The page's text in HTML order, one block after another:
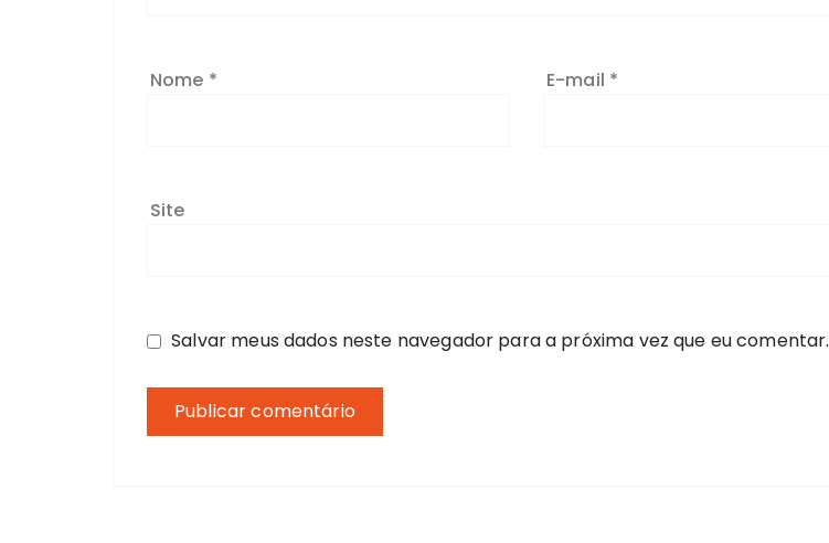
Nome * E-mail *
Site
Salvar meus dados neste navegador para a próxima vez que eu comentar.